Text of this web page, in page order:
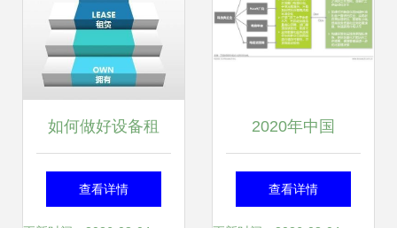
如何做好设备租
赁？联想百应作出
查看详情
2020年中国
DevOps应用发展
查看详情